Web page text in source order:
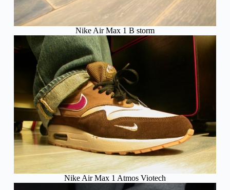
Nike Air Max 1 B storm
Nike Air Max 1 Atmos Viotech